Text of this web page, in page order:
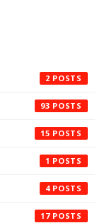
2
93
15
1
4
17